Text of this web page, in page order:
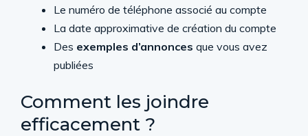
Le numéro de téléphone associé au compte
La date approximative de création du compte
Des exemples d’annonces que vous avez
publiées
Comment les joindre
efficacement ?